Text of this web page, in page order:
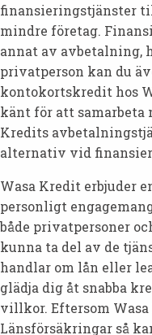
finansieringstjänster
mindre företag.
annat av avbetalning,
privatperson kan du
kontokortskredit hos
känt för att samarbeta
Kredits
alternativ vid
Wasa Kredit erbjuder
personligt
både privatpersoner
kunna ta del av de
handlar om lån eller
glädja dig åt snabba
villkor. Eftersom
Länsförsäkringar så